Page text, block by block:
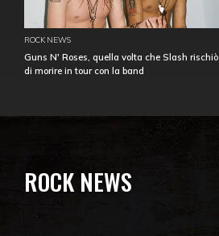
ROCK NEWS
Guns N' Roses, quella volta che Slash rischiò
di morire in tour con la band
ROCK NEWS